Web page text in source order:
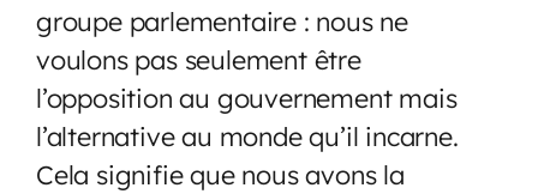
groupe parlementaire : nous ne
voulons pas seulement être
l’opposition au gouvernement mais
l’alternative au monde qu’il incarne.
Cela signifie que nous avons la